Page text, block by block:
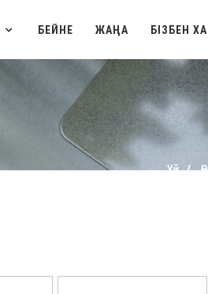
БЕЙНЕ ЖАҢА БІЗБЕН
Үй